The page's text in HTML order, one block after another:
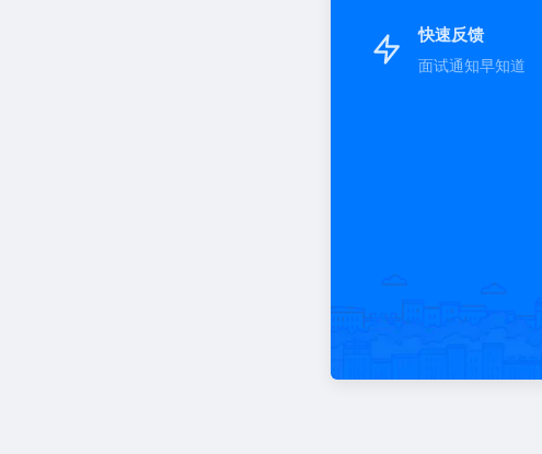
快速反馈
面试通知早知道